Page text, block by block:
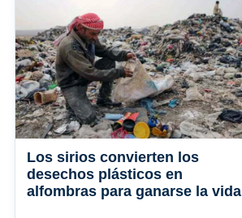
Los sirios convierten los
desechos plásticos en
alfombras para ganarse la vida